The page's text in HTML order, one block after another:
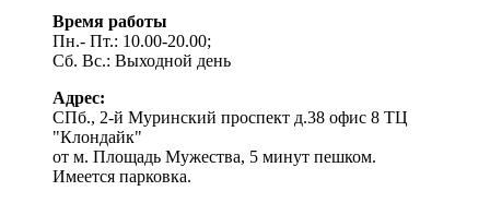
Время работы
Пн.- Пт.: 10.00-20.00;
Сб. Вс.: Выходной день
Адрес:
СПб., 2-й Муринский проспект д.38 офис 8 ТЦ
"Клондайк"
от м. Площадь Мужества, 5 минут пешком.
Имеется парковка.